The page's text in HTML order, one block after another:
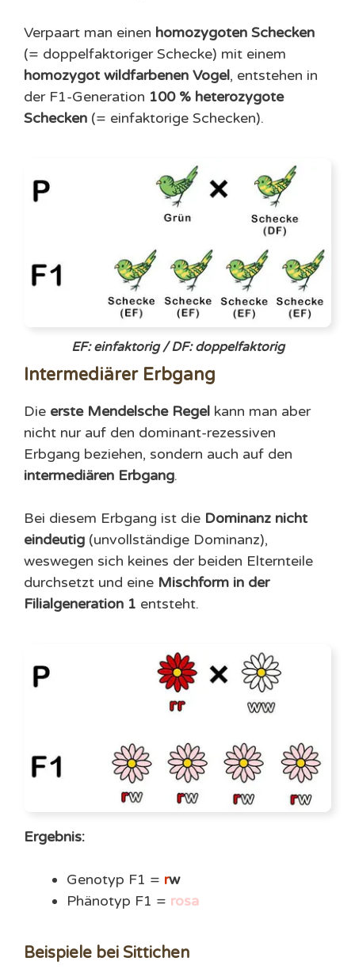
Verpaart man einen homozygoten Schecken
(= doppelfaktoriger Schecke) mit einem
homozygot wildfarbenen Vogel, entstehen in
der F1-Generation 100 % heterozygote
Schecken (= einfaktorige Schecken).
EF: einfaktorig /DF: doppelfaktorig
Intermediärer Erbgang
Die erste Mendelsche Regel kann man aber
nicht nur auf den dominant-rezessiven
Erbgang beziehen, sondern auch auf den
intermediären Erbgang.
Bei diesem Erbgang ist die Dominanz nicht
eindeutig (unvollständige Dominanz),
weswegen sich keines der beiden Elternteile
durchsetzt und eine Mischform in der
Filialgeneration 1 entsteht.
Ergebnis:
Genotyp F1 = rw
Phänotyp F1 = rosa
Beispiele bei Sittichen